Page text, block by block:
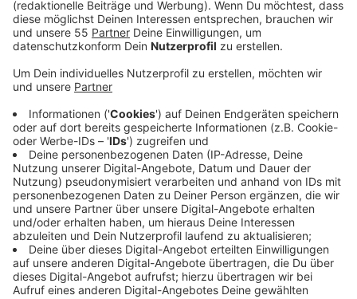
Anzeige
Der Kommunalbetrieb Krefeld beginnt mit den
Vorarbeiten zur Sanierung der Fahrbahndecken auf der
Scharfstraße, dem Lookdyk (zwischen
Rohrammerdyck und Talring) sowie der Magdeburger
Straße in Höhe der Elbestraße. Der Einbau der neuen
Fahrbahndecken ist für Ende Juni 2025 geplant.
Während der Arbeiten werden die betroffenen Straßen
für den Autoverkehr gesperrt.
Anzeige